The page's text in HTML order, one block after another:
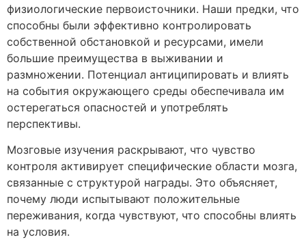
физиологические первоисточники. Наши предки, что
способны были эффективно контролировать
собственной обстановкой и ресурсами, имели
большие преимущества в выживании и
размножении. Потенциал антиципировать и влиять
на события окружающего среды обеспечивала им
остерегаться опасностей и употреблять
перспективы.
Мозговые изучения раскрывают, что чувство
контроля активирует специфические области мозга,
связанные с структурой награды. Это объясняет,
почему люди испытывают положительные
переживания, когда чувствуют, что способны влиять
на условия.